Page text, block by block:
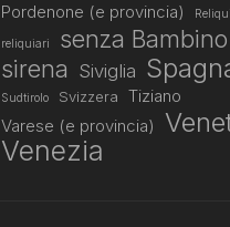
Pordenone (e provincia)
reliquiari
senza Bambino
sirena Siviglia
Sudtirolo Svizzera
Tiziano
Varese (e provincia)
Venezia